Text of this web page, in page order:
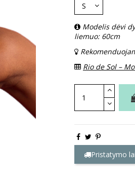
Modelis dėvi
liemuo: 60cm
Rio de Sol –
Pristatymo